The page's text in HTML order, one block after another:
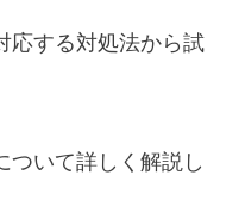
応する対処法から試
ついて詳しく解説し